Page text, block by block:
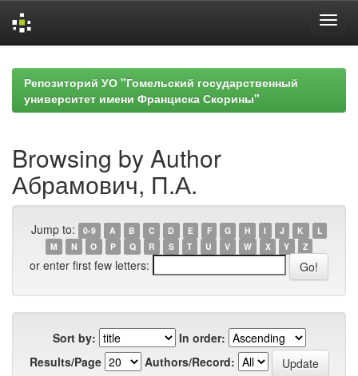
navigationРепозиторий УО "Гомельский государственный
университет имени Франциска Скорины"
Browsing by Author
Абрамович, П.А.
Jump to: 0-9 A B C D E F G H I J K
L
M
N O P Q R S T U V W X Y Z
or enter first few letters:
Sort by:
In order:
Results/Page
Authors/Record: